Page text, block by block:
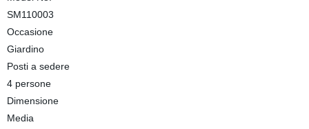
SM110003
Occasione
Giardino
Posti a sedere
4 persone
Dimensione
Media